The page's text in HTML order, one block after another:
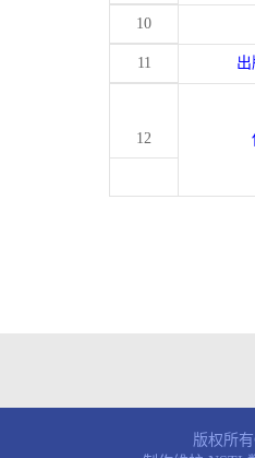
10
11
12
版权所